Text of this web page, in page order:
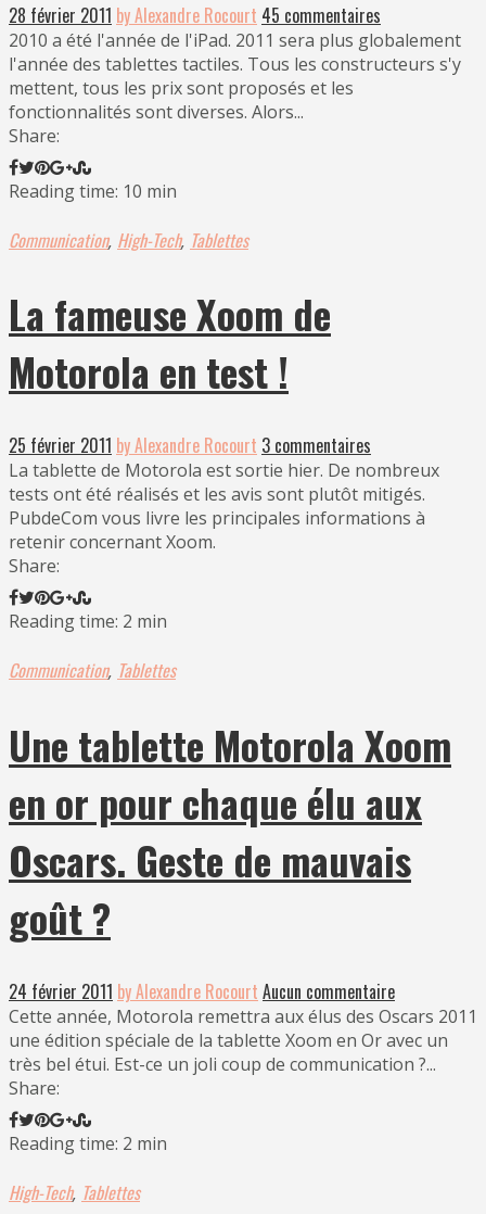
28 février 2011 by Alexandre Rocourt 45 commentaires
2010 a été l'année de l'iPad. 2011 sera plus globalement
l'année des tablettes tactiles. Tous les constructeurs s'y
mettent, tous les prix sont proposés et les
fonctionnalités sont diverses. Alors...
Share:
Reading time: 10 min
Communication, High-Tech, Tablettes
La fameuse Xoom de
Motorola en test !
25 février 2011 by Alexandre Rocourt 3 commentaires
La tablette de Motorola est sortie hier. De nombreux
tests ont été réalisés et les avis sont plutôt mitigés.
PubdeCom vous livre les principales informations à
retenir concernant Xoom.
Share:
Reading time: 2 min
Communication, Tablettes
Une tablette Motorola Xoom
en or pour chaque élu aux
Oscars. Geste de mauvais
goût ?
24 février 2011 by Alexandre Rocourt Aucun commentaire
Cette année, Motorola remettra aux élus des Oscars 2011
une édition spéciale de la tablette Xoom en Or avec un
très bel étui. Est-ce un joli coup de communication ?...
Share:
Reading time: 2 min
High-Tech, Tablettes